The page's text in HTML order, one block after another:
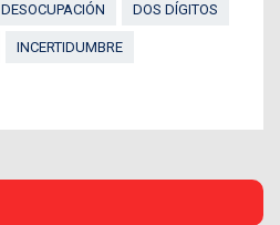
DESOCUPACIÓN DOS DÍGITOS
INCERTIDUMBRE